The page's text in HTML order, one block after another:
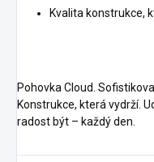
Kvalita konstrukce,
Pohovka Cloud.
Konstrukce, která vydrží.
radost být – každý den.